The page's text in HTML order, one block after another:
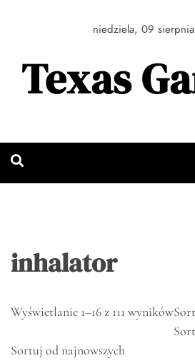
niedziela, 09
Texas
inhalator
Wyświetlanie 1–16 z 111 wyników
Sortuj od najnowszych